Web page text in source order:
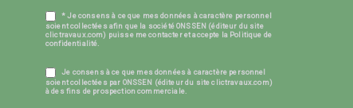
* Je consens à ce que mes données à caractère personnel
soient collectées afin que la société ONSSEN (éditeur du site
clictravaux.com) puisse me contacter et accepte la Politique de
confidentialité.
Je consens à ce que mes données à caractère personnel
soient collectées par ONSSEN (éditeur du site clictravaux.com)
à des fins de prospection commerciale.